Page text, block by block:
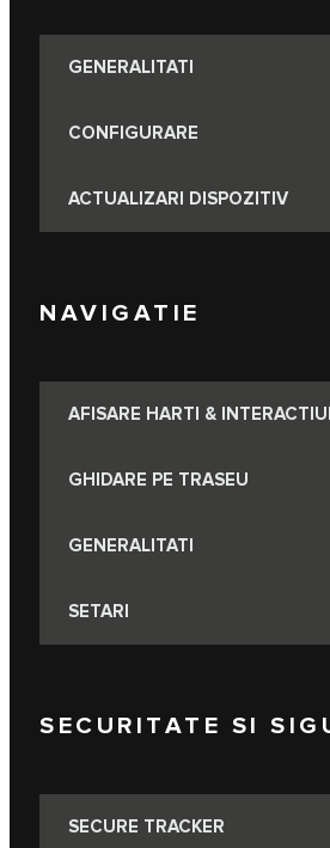
GENERALITATI
CONFIGURARE
ACTUALIZARI DISPOZITIV
NAVIGATIE
AFISARE HARTI &
GHIDARE PE TRASEU
GENERALITATI
SETARI
SECURITATE SI
SECURE TRACKER